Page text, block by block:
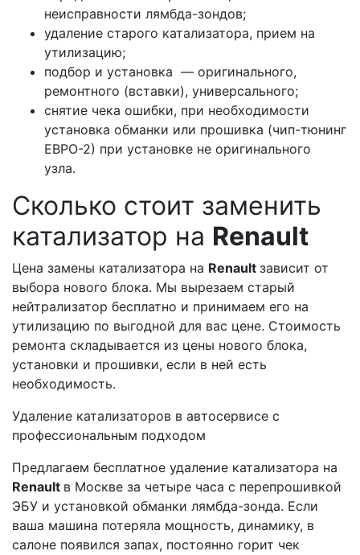
неисправности лямбда-зондов;
удаление старого катализатора, прием на
утилизацию;
подбор и установка — оригинального,
ремонтного (вставки), универсального;
снятие чека ошибки, при необходимости
установка обманки или прошивка (чип-тюнинг
ЕВРО-2) при установке не оригинального
узла.
Сколько стоит заменить
катализатор на Renault
Цена замены катализатора на Renault зависит от
выбора нового блока. Мы вырезаем старый
нейтрализатор бесплатно и принимаем его на
утилизацию по выгодной для вас цене. Стоимость
ремонта складывается из цены нового блока,
установки и прошивки, если в ней есть
необходимость.
Удаление катализаторов в автосервисе с
профессиональным подходом
Предлагаем бесплатное удаление катализатора на
Renault в Москве за четыре часа с перепрошивкой
ЭБУ и установкой обманки лямбда-зонда. Если
ваша машина потеряла мощность, динамику, в
салоне появился запах, постоянно горит чек